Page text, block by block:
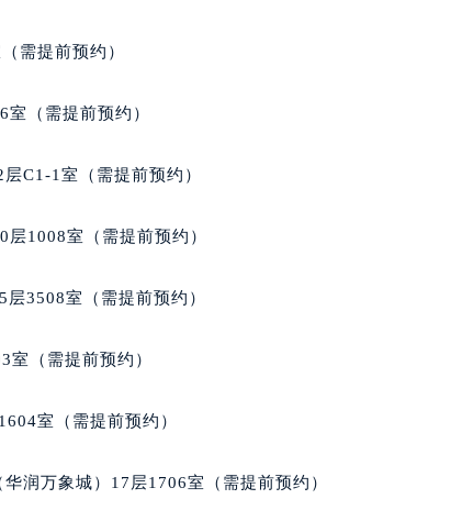
座写字楼29层03室（需提前预约）
C座12层1205室（需提前预约）
楼1座11层1104室（需提前预约）
办公楼C座22层08室（需提前预约）
室（需提前预约）
字楼A座7楼709室（需提前预约）
座907室（需提前预约）
金融中心14楼14D（需提前预约）
需提前预约）
（需提前预约）
C1-1室（需提前预约）
1008室（需提前预约）
3508室（需提前预约）
（需提前预约）
室（需提前预约）
润万象城）17层1706室（需提前预约）